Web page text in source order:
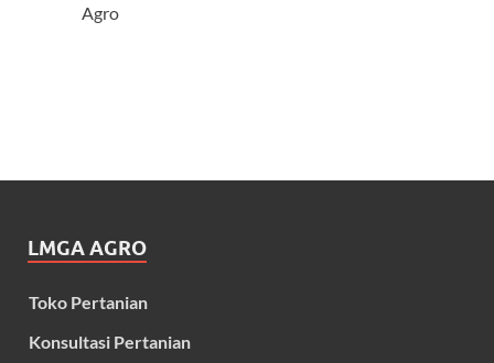
Agro
LMGA AGRO
Toko Pertanian
Konsultasi Pertanian